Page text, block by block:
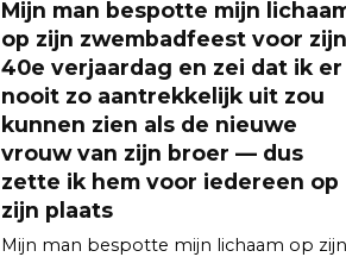
Mijn man bespotte mijn
op zijn zwembadfeest voor zijn
40e verjaardag en zei dat ik er
nooit zo aantrekkelijk uit zou
kunnen zien als de nieuwe
vrouw van zijn broer — dus
zette ik hem voor iedereen op
zijn plaats
Mijn man bespotte mijn lichaam op zijn